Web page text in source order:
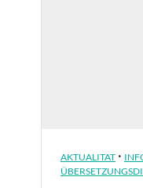
AKTUALITAT ·